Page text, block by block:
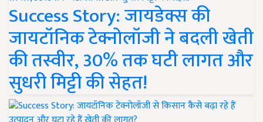
Success Story: जायडेक्स की
जायटॉनिक टेक्नोलॉजी ने बदली खेती
की तस्वीर, 30% तक घटी लागत और
सुधरी मिट्टी की सेहत!